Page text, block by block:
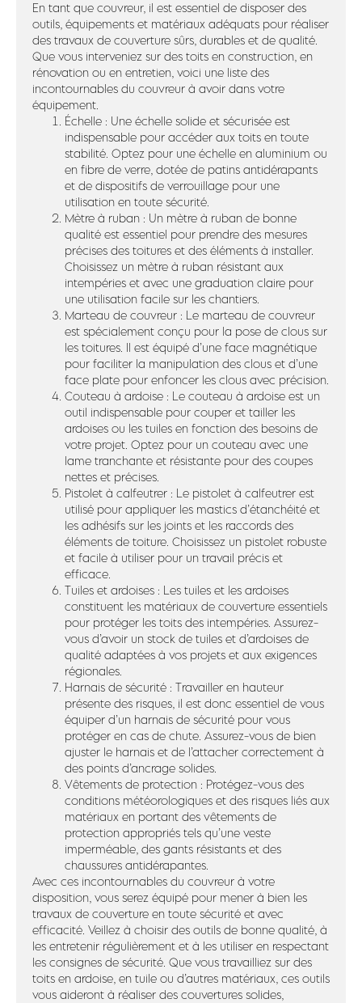
En tant que couvreur, il est essentiel de disposer des
outils, équipements et matériaux adéquats pour réaliser
des travaux de couverture sûrs, durables et de qualité.
Que vous interveniez sur des toits en construction, en
rénovation ou en entretien, voici une liste des
incontournables du couvreur à avoir dans votre
équipement.
Échelle : Une échelle solide et sécurisée est
indispensable pour accéder aux toits en toute
stabilité. Optez pour une échelle en aluminium ou
en fibre de verre, dotée de patins antidérapants
et de dispositifs de verrouillage pour une
utilisation en toute sécurité.
Mètre à ruban : Un mètre à ruban de bonne
qualité est essentiel pour prendre des mesures
précises des toitures et des éléments à installer.
Choisissez un mètre à ruban résistant aux
intempéries et avec une graduation claire pour
une utilisation facile sur les chantiers.
Marteau de couvreur : Le marteau de couvreur
est spécialement conçu pour la pose de clous sur
les toitures. Il est équipé d’une face magnétique
pour faciliter la manipulation des clous et d’une
face plate pour enfoncer les clous avec précision.
Couteau à ardoise : Le couteau à ardoise est un
outil indispensable pour couper et tailler les
ardoises ou les tuiles en fonction des besoins de
votre projet. Optez pour un couteau avec une
lame tranchante et résistante pour des coupes
nettes et précises.
Pistolet à calfeutrer : Le pistolet à calfeutrer est
utilisé pour appliquer les mastics d’étanchéité et
les adhésifs sur les joints et les raccords des
éléments de toiture. Choisissez un pistolet robuste
et facile à utiliser pour un travail précis et
efficace.
Tuiles et ardoises : Les tuiles et les ardoises
constituent les matériaux de couverture essentiels
pour protéger les toits des intempéries. Assurez-
vous d’avoir un stock de tuiles et d’ardoises de
qualité adaptées à vos projets et aux exigences
régionales.
Harnais de sécurité : Travailler en hauteur
présente des risques, il est donc essentiel de vous
équiper d’un harnais de sécurité pour vous
protéger en cas de chute. Assurez-vous de bien
ajuster le harnais et de l’attacher correctement à
des points d’ancrage solides.
Vêtements de protection : Protégez-vous des
conditions météorologiques et des risques liés aux
matériaux en portant des vêtements de
protection appropriés tels qu’une veste
imperméable, des gants résistants et des
chaussures antidérapantes.
Avec ces incontournables du couvreur à votre
disposition, vous serez équipé pour mener à bien les
travaux de couverture en toute sécurité et avec
efficacité. Veillez à choisir des outils de bonne qualité, à
les entretenir régulièrement et à les utiliser en respectant
les consignes de sécurité. Que vous travailliez sur des
toits en ardoise, en tuile ou d’autres matériaux, ces outils
vous aideront à réaliser des couvertures solides,